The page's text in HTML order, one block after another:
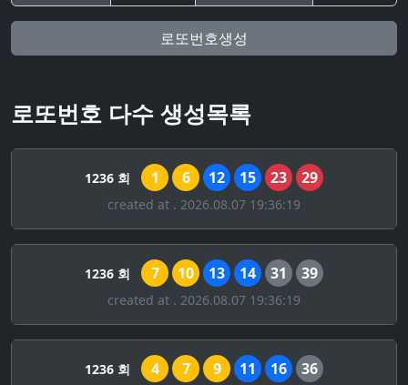
로또번호생성
로또번호 다수 생성목록
1236 회 1 6 12 15 23 29
created at . 2026.08.07 19:36:19
1236 회 7 10 13 14 31 39
created at . 2026.08.07 19:36:19
1236 회 4 7 9 11 16 36